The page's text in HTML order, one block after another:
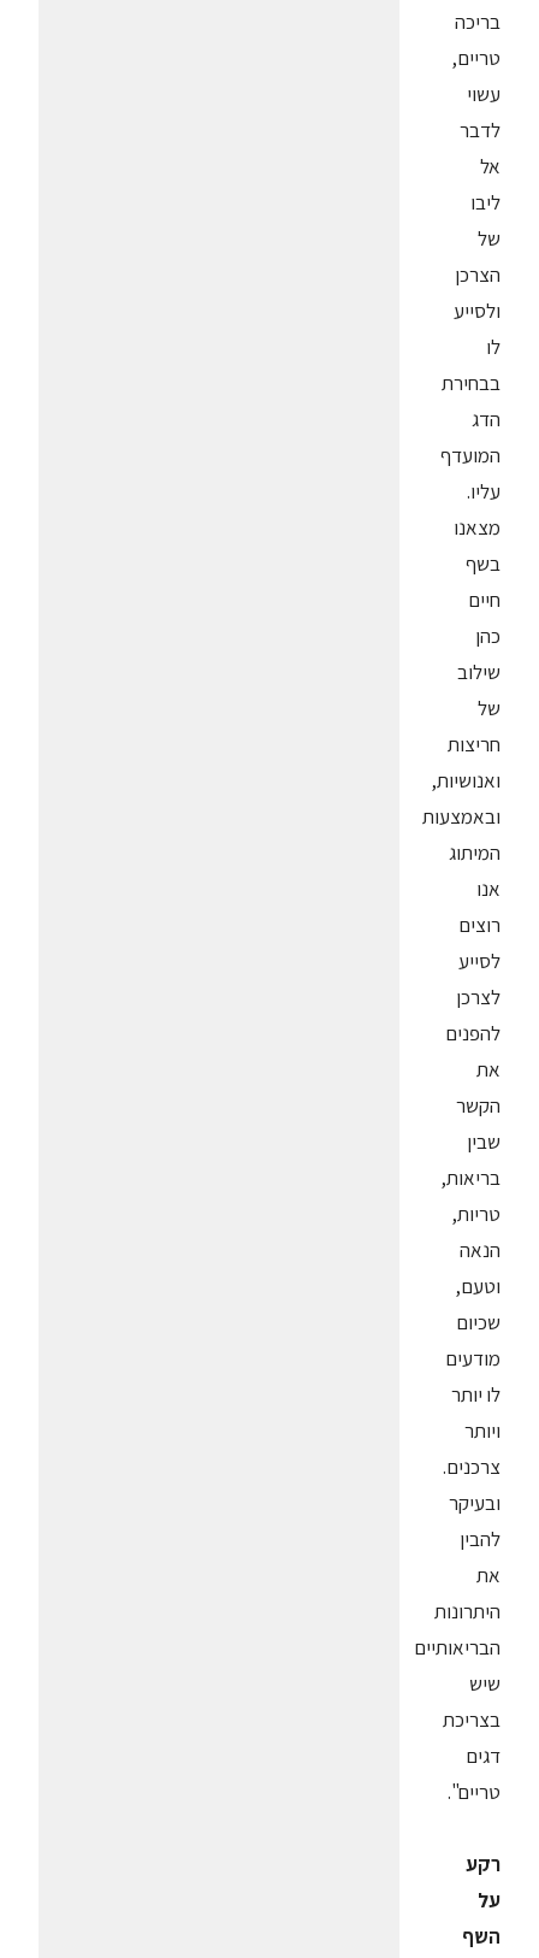
בריכה
טריים,
עשוי
לדבר
אל
ליבו
של
הצרכן
ולסייע
לו
בבחירת
הדג
המועדף
עליו.
מצאנו
בשף
חיים
כהן
שילוב
של
חריצות
ואנושיות,
ובאמצעות
המיתוג
אנו
רוצים
לסייע
לצרכן
להפנים
את
הקשר
שבין
בריאות,
טריות,
הנאה
וטעם,
שכיום
מודעים
לו יותר
ויותר
צרכנים.
ובעיקר
להבין
את
היתרונות
הבריאותיים
שיש
בצריכת
דגים
טריים".
רקע
על
השף